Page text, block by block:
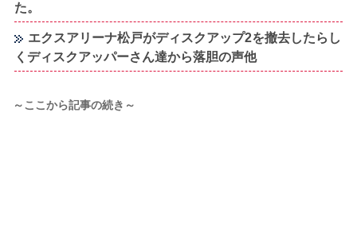
た。
エクスアリーナ松戸がディスクアップ2を撤去したらし
くディスクアッパーさん達から落胆の声他
～ここから記事の続き～